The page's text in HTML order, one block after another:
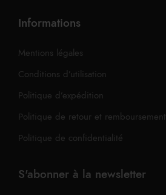
Informations
Mentions légales
Conditions d’utilisation
Politique d’expédition
Politique de retour et remboursement
Politique de confidentialité
S'abonner à la newsletter